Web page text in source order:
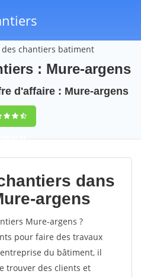
chantiers batiment
: Mure-argens
d'affaire : Mure-argens
44
dans
argens
Mure-argens ?
pour faire des travaux
du bâtiment, il
trouver des clients et